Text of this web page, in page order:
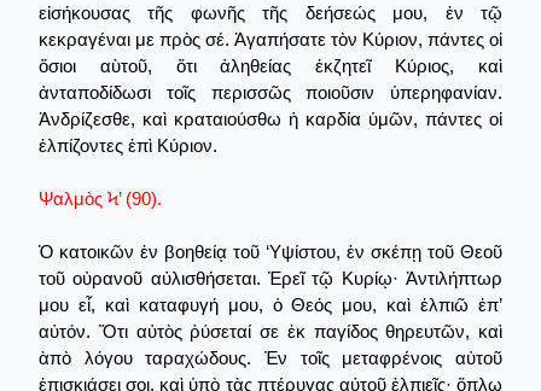
εἰσήκουσας τῆς φωνῆς τῆς δεήσεώς μου, ἐν τῷ
κεκραγέναι με πρὸς σέ. Ἀγαπήσατε τὸν Κύριον, πάντες οἱ
ὅσιοι αὺτοῦ, ὅτι ἀληθείας ἐκζητεῖ Κύριος, καὶ
ἀνταποδίδωσι τοῖς περισσῶς ποιοῦσιν ὑπερηφανίαν.
Ἀνδρίζεσθε, καὶ κραταιούσθω ἡ καρδία ὑμῶν, πάντες οἱ
ἐλπίζοντες ἐπὶ Κύριον.
Ψαλμὸς Ϟ’ (90).
Ὁ κατοικῶν ἐν βοηθείᾳ τοῦ ‘Υψίστου, ἐν σκέπῃ τοῦ Θεοῦ
τοῦ οὐρανοῦ αὐλισθήσεται. Ἐρεῖ τῷ Κυρίῳ· Ἀντιλήπτωρ
μου εἶ, καὶ καταφυγή μου, ὁ Θεός μου, καὶ ἐλπιῶ ἐπ’
αὐτόν. Ὅτι αὐτὸς ῥύσεταί σε ἐκ παγίδος θηρευτῶν, καὶ
ὰπὸ λόγου ταραχώδους. Ἐν τοῖς μεταφρένοις αὐτοῦ
ἐπισκιάσει σοι, καὶ ὑπὸ τὰς πτέρυγας αὐτοῦ ἐλπιεῖς· ὅπλῳ